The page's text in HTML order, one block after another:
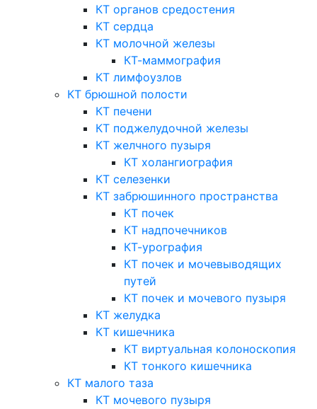
КТ органов средостения
КТ сердца
КТ молочной железы
КТ-маммография
КТ лимфоузлов
КТ брюшной полости
КТ печени
КТ поджелудочной железы
КТ желчного пузыря
КТ холангиография
КТ селезенки
КТ забрюшинного пространства
КТ почек
КТ надпочечников
КТ-урография
КТ почек и мочевыводящих
путей
КТ почек и мочевого пузыря
КТ желудка
КТ кишечника
КТ виртуальная колоноскопия
КТ тонкого кишечника
КТ малого таза
КТ мочевого пузыря